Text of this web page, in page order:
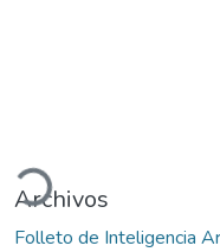
Archivos
Folleto de Inteligencia